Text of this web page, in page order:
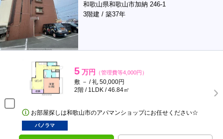
和歌山県和歌山市加納 246-1
3階建 / 築37年
5 万円 （管理費等4,000円）
敷 － / 礼 50,000円
2階 / 1LDK / 46.84㎡
お部屋探しは和歌山市のアパマンショップにお任せください☆
パノラマ